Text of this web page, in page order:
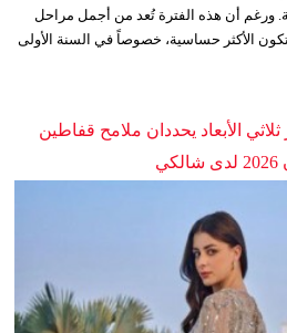
ورغم أن هذه الفترة تُعد من أجمل مراحل
الأكثر حساسية، خصوصاً في السنة الأولى
ثلاثي الأبعاد يحددان ملامح قفاطين